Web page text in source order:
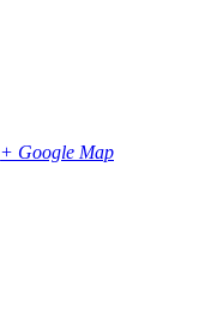
+ Google Map